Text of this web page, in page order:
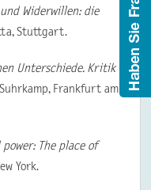
Widerwillen: die
Stuttgart.
Unterschiede. Kritik
Suhrkamp, Frankfurt am
power: The place of
York.